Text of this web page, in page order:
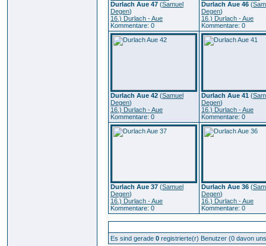
Durlach Aue 47 (Samuel
Degen)
16.) Durlach - Aue
Kommentare: 0
Durlach Aue 46 (
Degen)
16.) Durlach - Aue
Kommentare: 0
Durlach Aue 42 (Samuel
Degen)
16.) Durlach - Aue
Kommentare: 0
Durlach Aue 41 (
Degen)
16.) Durlach - Aue
Kommentare: 0
Durlach Aue 37 (Samuel
Degen)
16.) Durlach - Aue
Kommentare: 0
Durlach Aue 36 (
Degen)
16.) Durlach - Aue
Kommentare: 0
Es sind gerade 0 registrierte(r) Benutzer (0 davon